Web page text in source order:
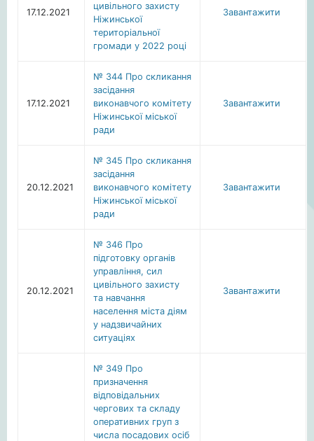
17.12.2021
цивільного захисту
Ніжинської
територіальної
громади у 2022 році
Завантажити
17.12.2021
№ 344 Про скликання
засідання
виконавчого комітету
Ніжинської міської
ради
Завантажити
20.12.2021
№ 345 Про скликання
засідання
виконавчого комітету
Ніжинської міської
ради
Завантажити
20.12.2021
№ 346 Про
підготовку органів
управління, сил
цивільного захисту
та навчання
населення міста діям
у надзвичайних
ситуаціях
Завантажити
№ 349 Про
призначення
відповідальних
чергових та складу
оперативних груп з
числа посадових осіб